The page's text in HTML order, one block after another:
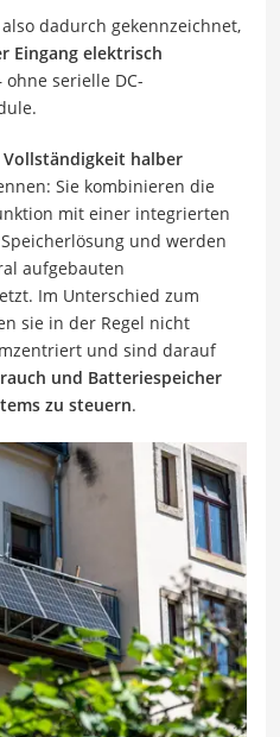
dadurch gekennzeichnet,
Eingang elektrisch
ohne serielle DC-
halber
Sie kombinieren die
mit einer integrierten
und werden
aufgebauten
Im Unterschied zum
sie in der Regel nicht
und sind darauf
und Batteriespeicher
zu steuern.